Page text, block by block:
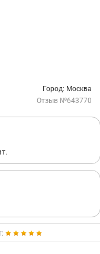
Город: Москва
Отзыв №643770